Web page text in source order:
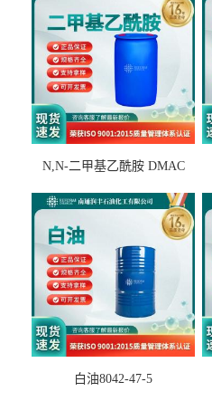
N,N-二甲基乙酰胺 DMAC
白油8042-47-5